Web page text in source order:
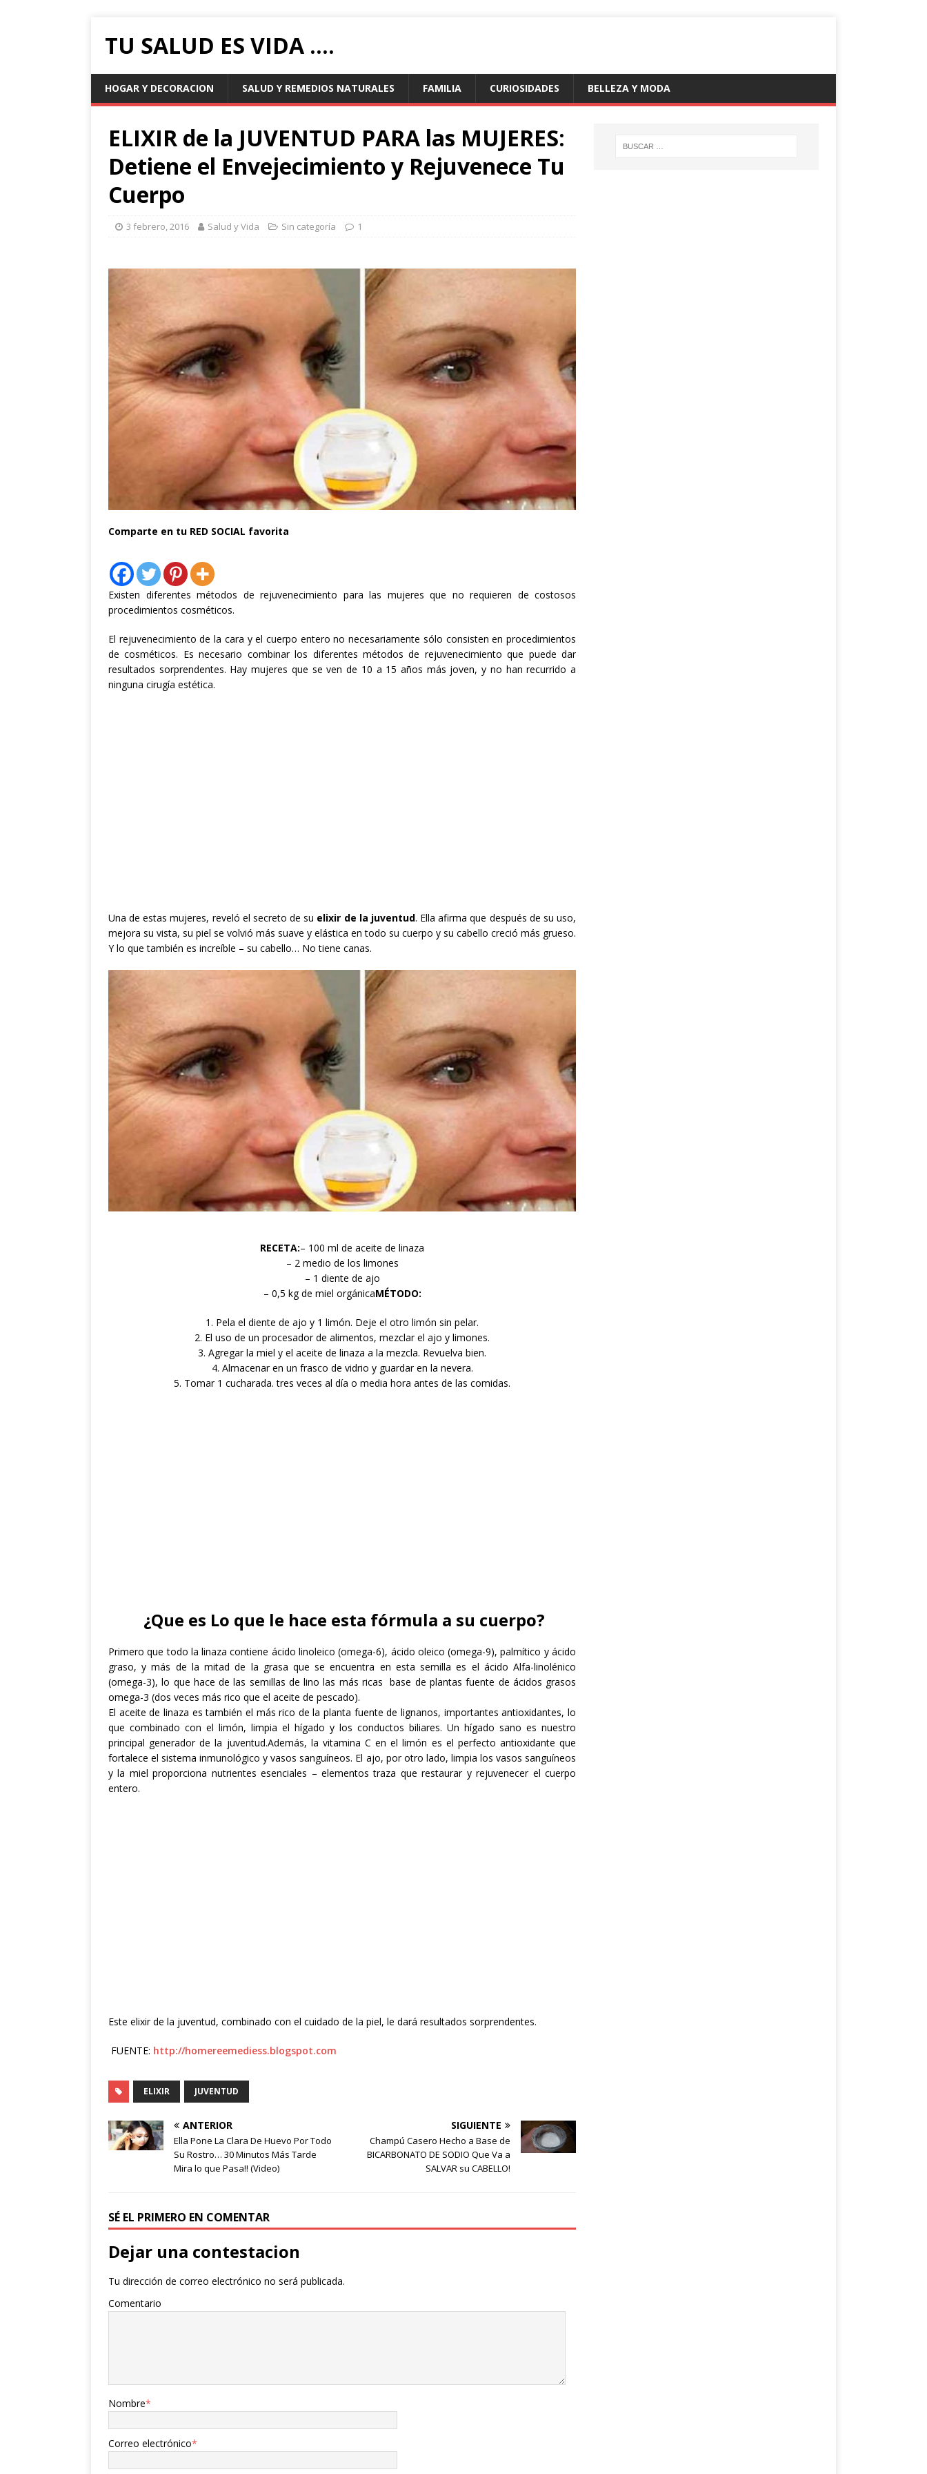
TU SALUD ES VIDA ....
HOGAR Y DECORACION SALUD Y REMEDIOS NATURALES FAMILIA CURIOSIDADES BELLEZA Y MODA
ELIXIR de la JUVENTUD PARA las MUJERES:
Detiene el Envejecimiento y Rejuvenece Tu
Cuerpo
3 febrero, 2016 Salud y Vida Sin categoría 1
Comparte en tu RED SOCIAL favorita
Existen diferentes métodos de rejuvenecimiento para las mujeres que no requieren de costosos
procedimientos cosméticos.
El rejuvenecimiento de la cara y el cuerpo entero no necesariamente sólo consisten en procedimientos
de cosméticos. Es necesario combinar los diferentes métodos de rejuvenecimiento que puede dar
resultados sorprendentes. Hay mujeres que se ven de 10 a 15 años más joven, y no han recurrido a
ninguna cirugía estética.
Una de estas mujeres, reveló el secreto de su elixir de la juventud. Ella afirma que después de su uso,
mejora su vista, su piel se volvió más suave y elástica en todo su cuerpo y su cabello creció más grueso.
Y lo que también es increíble – su cabello… No tiene canas.
RECETA:– 100 ml de aceite de linaza
– 2 medio de los limones
– 1 diente de ajo
– 0,5 kg de miel orgánicaMÉTODO:
1. Pela el diente de ajo y 1 limón. Deje el otro limón sin pelar.
2. El uso de un procesador de alimentos, mezclar el ajo y limones.
3. Agregar la miel y el aceite de linaza a la mezcla. Revuelva bien.
4. Almacenar en un frasco de vidrio y guardar en la nevera.
5. Tomar 1 cucharada. tres veces al día o media hora antes de las comidas.
¿Que es Lo que le hace esta fórmula a su cuerpo?
Primero que todo la linaza contiene ácido linoleico (omega-6), ácido oleico (omega-9), palmítico y ácido
graso, y más de la mitad de la grasa que se encuentra en esta semilla es el ácido Alfa-linolénico
(omega-3), lo que hace de las semillas de lino las más ricas base de plantas fuente de ácidos grasos
omega-3 (dos veces más rico que el aceite de pescado).
El aceite de linaza es también el más rico de la planta fuente de lignanos, importantes antioxidantes, lo
que combinado con el limón, limpia el hígado y los conductos biliares. Un hígado sano es nuestro
principal generador de la juventud.Además, la vitamina C en el limón es el perfecto antioxidante que
fortalece el sistema inmunológico y vasos sanguíneos. El ajo, por otro lado, limpia los vasos sanguíneos
y la miel proporciona nutrientes esenciales – elementos traza que restaurar y rejuvenecer el cuerpo
entero.
Este elixir de la juventud, combinado con el cuidado de la piel, le dará resultados sorprendentes.
FUENTE: http://homereemediess.blogspot.com
ELIXIR JUVENTUD
ANTERIOR
Ella Pone La Clara De Huevo Por Todo
Su Rostro… 30 Minutos Más Tarde
Mira lo que Pasa!! (Video)
SIGUIENTE
Champú Casero Hecho a Base de
BICARBONATO DE SODIO Que Va a
SALVAR su CABELLO!
SÉ EL PRIMERO EN COMENTAR
Dejar una contestacion
Tu dirección de correo electrónico no será publicada.
Comentario
Nombre*
Correo electrónico*